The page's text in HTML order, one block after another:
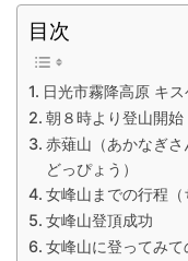
目次
日光市霧降高原 キ
朝８時より登山開始
赤薙山（あかなぎ
どっぴょう）
女峰山までの行程（
女峰山登頂成功
女峰山に登ってみて